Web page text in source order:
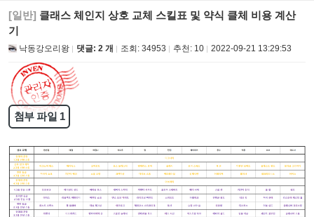
[일반] 클래스 체인지 상호 교체 스킬표 및 약식 클체 비용 계산
기
낙동강오리왕 댓글: 2 개 조회: 34953 추천: 10 2022-09-21 13:29:53
첨부 파일 1